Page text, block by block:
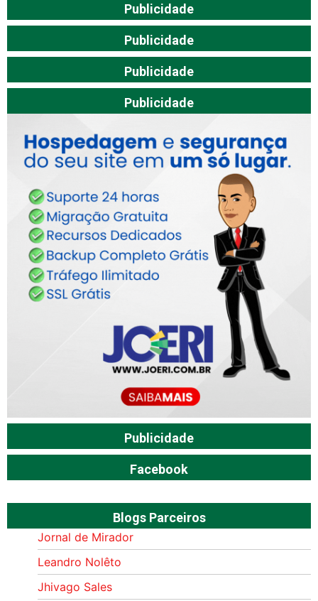
Publicidade
Publicidade
Publicidade
Publicidade
Publicidade
Facebook
Blogs Parceiros
Jornal de Mirador
Leandro Nolêto
Jhivago Sales